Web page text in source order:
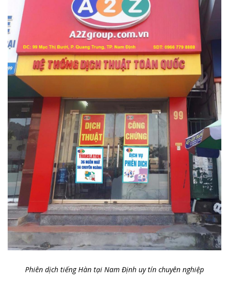
Phiên dịch tiếng Hàn tại Nam Định uy tín chuyên nghiệp